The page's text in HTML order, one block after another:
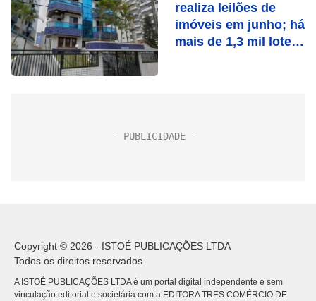
realiza leilões de
imóveis em junho; há
mais de 1,3 mil lotes
Copyright © 2026 - ISTOÉ PUBLICAÇÕES LTDA
Todos os direitos reservados.
A ISTOÉ PUBLICAÇÕES LTDA é um portal digital independente e sem
vinculação editorial e societária com a EDITORA TRES COMÉRCIO DE